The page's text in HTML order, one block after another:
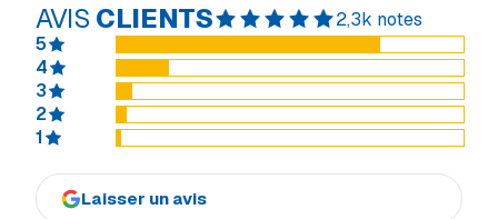
AVIS CLIENTS
2,3k notes
5
4
3
2
1
Laisser un avis